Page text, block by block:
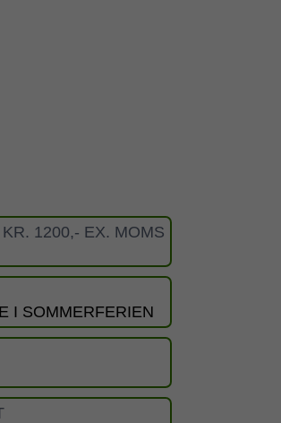
1200,- EX. MOMS
I SOMMERFERIEN